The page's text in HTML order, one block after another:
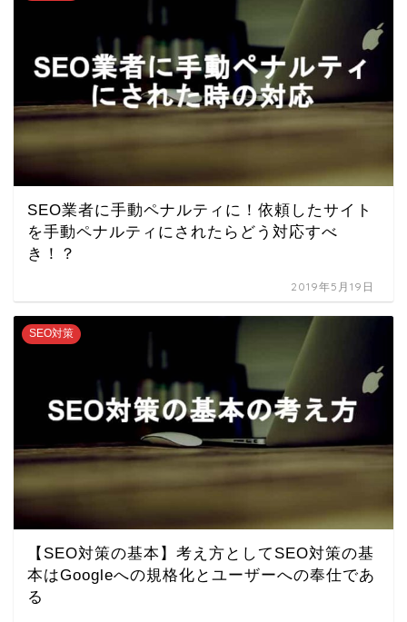
SEO業者に手動ペナルティに！依頼したサイト
を手動ペナルティにされたらどう対応すべ
き！？
2019年5月19日
SEO対策
【SEO対策の基本】考え方としてSEO対策の基
本はGoogleへの規格化とユーザーへの奉仕であ
る